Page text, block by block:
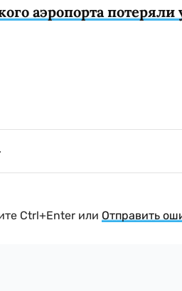
аэропорта
Ctrl+Enter или Отправить